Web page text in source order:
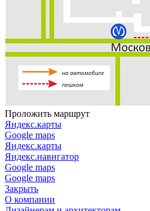
Проложить маршрут
Яндекс.карты
Google maps
Яндекс.карты
Яндекс.навигатор
Google maps
Google maps
Закрыть
О компании